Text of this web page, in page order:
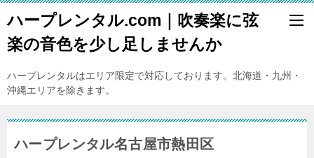
ハープレンタル.com｜吹奏楽に弦
楽の音色を少し足しませんか
ハープレンタルはエリア限定で対応しております。北海道・九州・
沖縄エリアを除きます。
ハープレンタル名古屋市熱田区